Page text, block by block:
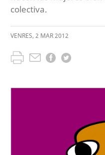
colectiva.
VENRES, 2 MAR2012